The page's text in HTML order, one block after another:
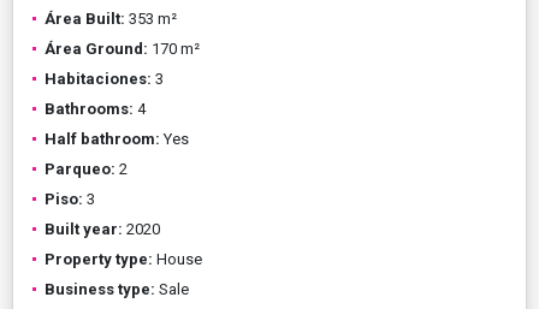
Área Built: 353 m²
Área Ground: 170 m²
Habitaciones: 3
Bathrooms: 4
Half bathroom: Yes
Parqueo: 2
Piso: 3
Built year: 2020
Property type: House
Business type: Sale